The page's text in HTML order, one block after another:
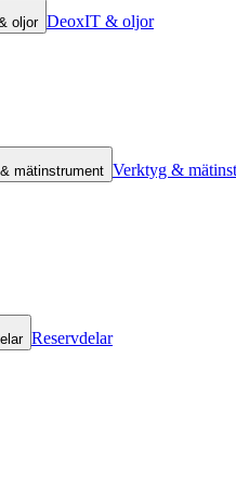
oljor DeoxIT & oljor
mätinstrument Verktyg &
Reservdelar